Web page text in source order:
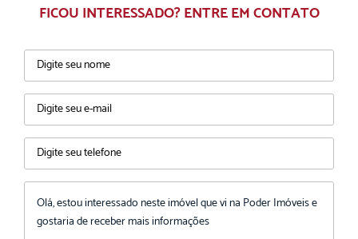
FICOU INTERESSADO? ENTRE EM CONTATO